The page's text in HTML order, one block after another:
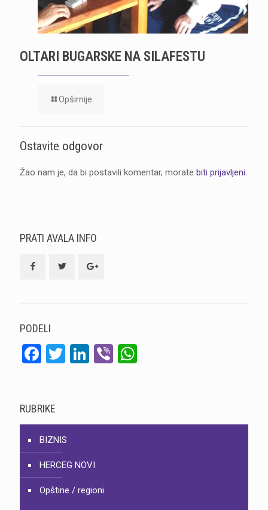
OLTARI BUGARSKE NA SILAFESTU
Opširnije
Ostavite odgovor
Žao nam je, da bi postavili komentar, morate biti prijavljeni.
PRATI AVALA INFO
PODELI
Facebook
Twitter
LinkedIn
Viber
RUBRIKE
BIZNIS
HERCEG NOVI
Opštine / regioni